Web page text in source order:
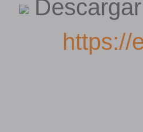
https://